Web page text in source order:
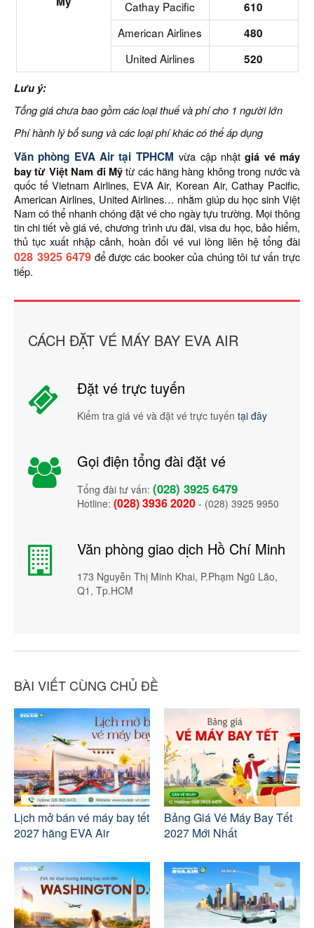
Cathay Pacific
610
American Airlines
480
United Airlines
520
Lưu ý:
Tổng giá chưa bao gồm các loại thuế và phí cho 1 người lớn
Phí hành lý bổ sung và các loại phí khác có thể áp dụng
Văn phòng EVA Air tại TPHCM vừa cập nhậtgiá vé máy
bay từ Việt Nam đi Mỹtừ các hãng hàng không trong nước và
quốc tế Vietnam Airlines, EVA Air, Korean Air, Cathay Pacific,
American Airlines, United Airlines… nhằm giúp du học sinh Việt
Nam có thể nhanh chóng đặt vé cho ngày tựu trường. Mọi thông
tin chi tiết về giá vé, chương trình ưu đãi, visa du học, bảo hiểm,
thủ tục xuất nhập cảnh, hoàn đổi vé vui lòng liên hệ tổng đài
028 3925 6479 để được các booker của chúng tôi tư vấn trực
tiếp.
CÁCH ĐẶT VÉ MÁY BAY EVA AIR
Đặt vé trực tuyến
Kiểm tra giá vé và đặt vé trực tuyến tại đây
Gọi điện tổng đài đặt vé
Tổng đài tư vấn: (028) 3925 6479
Hotline: (028) 3936 2020 - (028) 3925 9950
Văn phòng giao dịch Hồ Chí Minh
173 Nguyễn Thị Minh Khai, P.Phạm Ngũ Lão,
Q1, Tp.HCM
BÀI VIẾT CÙNG CHỦ ĐỀ
Lịch mở bán vé máy bay tết
2027 hãng EVA Air
Bảng Giá Vé Máy Bay Tết
2027 Mới Nhất